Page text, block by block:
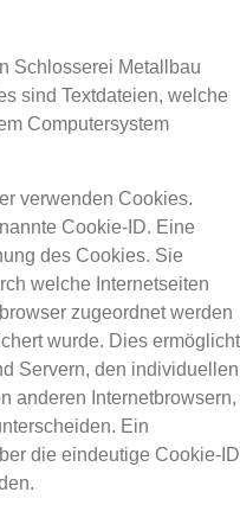
Schlosserei Metallbau
sind Textdateien, welche
Computersystem
verwenden Cookies.
Cookie-ID. Eine
des Cookies. Sie
welche Internetseiten
zugeordnet werden
wurde. Dies ermöglicht
Servern, den individuellen
anderen Internetbrowsern,
Ein
die eindeutige Cookie-ID